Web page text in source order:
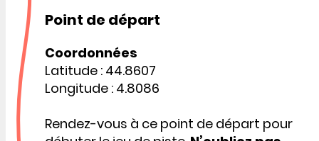
Point de départ
Coordonnées
Latitude : 44.8607
Longitude : 4.8086
Rendez-vous à ce point de départ pour